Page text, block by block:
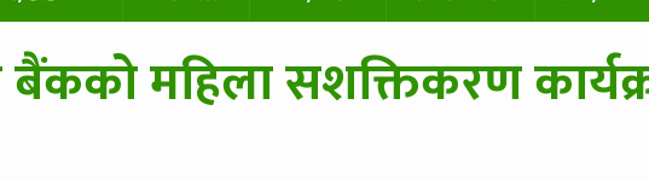
बैंकको महिला सशक्तिकरण